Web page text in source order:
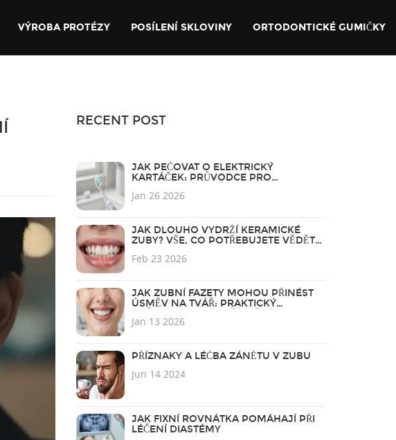
VÝROBA PROTÉZY POSÍLENÍ SKLOVINY ORTODONTICKÉ GUMIČKY
RECENT POST
JAK PEČOVAT O ELEKTRICKÝ
KARTÁČEK: PRŮVODCE PRO
ČISTOTU
Jan 26 2026
JAK DLOUHO VYDRŽÍ KERAMICKÉ
ZUBY? VŠE, CO POTŘEBUJETE VĚDĚT
Feb 23 2026
JAK ZUBNÍ FAZETY MOHOU PŘINÉST
ÚSMĚV NA TVÁŘ: PRAKTICKÝ
Jan 13 2026
PŘÍZNAKY A LÉČBA ZÁNĚTU V ZUBU
Jun 14 2024
JAK FIXNÍ ROVNÁTKA POMÁHAJÍ PŘI
LÉČENÍ DIASTÉMY